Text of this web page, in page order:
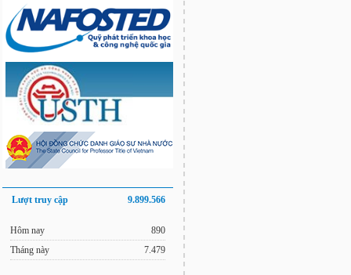
Lượt truy cập 9.899.566
Hôm nay
Tháng này
890
7.479